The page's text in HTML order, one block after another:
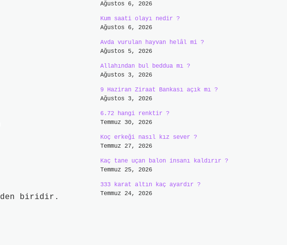
Ağustos 6, 2026
Kum saati olayı nedir ?
Ağustos 6, 2026
Avda vurulan hayvan helâl mi ?
Ağustos 5, 2026
Allahından bul beddua mı ?
Ağustos 3, 2026
9 Haziran Ziraat Bankası açık mı ?
Ağustos 3, 2026
6.72 hangi renktir ?
Temmuz 30, 2026
Koç erkeği nasıl kız sever ?
Temmuz 27, 2026
Kaç tane uçan balon insanı kaldırır ?
Temmuz 25, 2026
333 karat altın kaç ayardır ?
Temmuz 24, 2026